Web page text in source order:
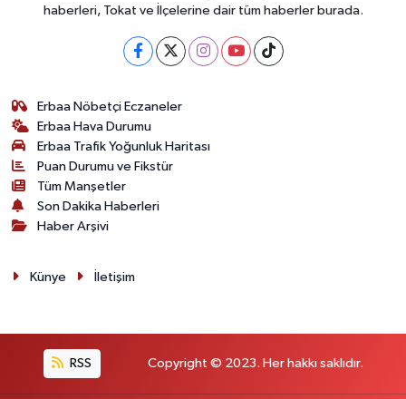
haberleri, Tokat ve İlçelerine dair tüm haberler burada.
Erbaa Nöbetçi Eczaneler
Erbaa Hava Durumu
Erbaa Trafik Yoğunluk Haritası
Puan Durumu ve Fikstür
Tüm Manşetler
Son Dakika Haberleri
Haber Arşivi
Künye İletişim
RSS Copyright © 2023. Her hakkı saklıdır.